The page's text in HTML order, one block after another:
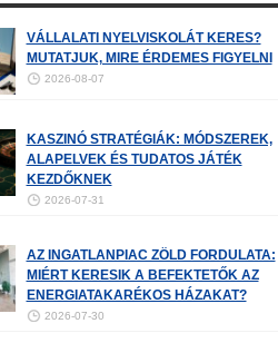
VÁLLALATI NYELVISKOLÁT KERES?
MUTATJUK, MIRE ÉRDEMES FIGYELNI
2026-08-07
KASZINÓ STRATÉGIÁK: MÓDSZEREK,
ALAPELVEK ÉS TUDATOS JÁTÉK
KEZDŐKNEK
2026-07-31
AZ INGATLANPIAC ZÖLD FORDULATA:
MIÉRT KERESIK A BEFEKTETŐK AZ
ENERGIATAKARÉKOS HÁZAKAT?
2026-07-30